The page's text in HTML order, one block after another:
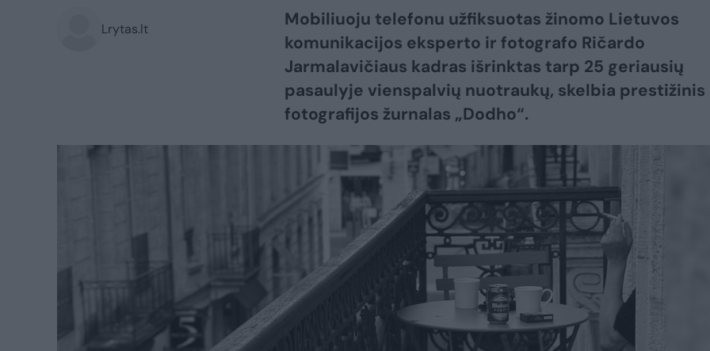
Lrytas.lt
Mobiliuoju telefonu užfiksuotas žinomo Lietuvos
komunikacijos eksperto ir fotografo Ričardo
Jarmalavičiaus kadras išrinktas tarp 25 geriausių
pasaulyje vienspalvių nuotraukų, skelbia prestižinis
fotografijos žurnalas „Dodho“.